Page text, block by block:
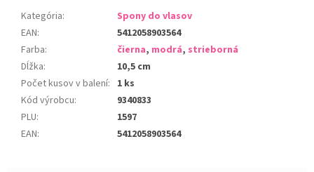
Kategória:
Spony do vlasov
EAN:
5412058903564
Farba: čierna, modrá, strieborná
Dĺžka:
10,5 cm
Počet kusov v balení: 1 ks
Kód výrobcu:
9340833
PLU:
1597
EAN: 5412058903564